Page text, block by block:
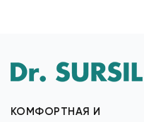
КОМФОРТНАЯ И